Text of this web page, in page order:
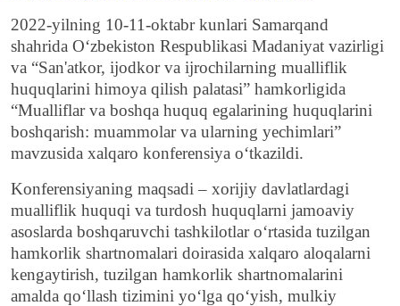
2022-yilning 10-11-oktabr kunlari Samarqand
shahrida O‘zbekiston Respublikasi Madaniyat vazirligi
va “San'atkor, ijodkor va ijrochilarning mualliflik
huquqlarini himoya qilish palatasi” hamkorligida
“Mualliflar va boshqa huquq egalarining huquqlarini
boshqarish: muammolar va ularning yechimlari”
mavzusida xalqaro konferensiya o‘tkazildi.
Konferensiyaning maqsadi – xorijiy davlatlardagi
mualliflik huquqi va turdosh huquqlarni jamoaviy
asoslarda boshqaruvchi tashkilotlar o‘rtasida tuzilgan
hamkorlik shartnomalari doirasida xalqaro aloqalarni
kengaytirish, tuzilgan hamkorlik shartnomalarini
amalda qo‘llash tizimini yo‘lga qo‘yish, mulkiy